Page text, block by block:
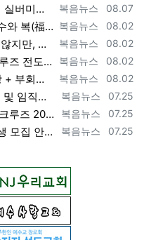
등록자
복음뉴스 등록일
08.07
https://www.bog…
등록자
복음뉴스 등록일
08.02
==> https://www.bogeu…
등록자
복음뉴스 등록일
08.02
31일 금요일 자 뉴욕…
등록자
복음뉴스 등록일
08.02
기사] ==> https://www.…
등록자
복음뉴스 등록일
08.02
[2026년 7월 29일…
등록자
복음뉴스 등록일
07.25
섬기는교회, 설립 20주년 감사예배 및 임직식 --- "이제 더 힘차게 창공을 날자" [2026년 7월 25일 토요일 자 뉴욕일보 기사] ==>…
등록자
복음뉴스 등록일
07.25
PMC 온유회 전도여행 - 캐리비언 크루즈 2027 안내 ==> https://www.bogeumnews.com/gnu54/bbs/board.p…
등록자
복음뉴스 등록일
07.25
뉴저지실버미션스쿨 제44기 훈련생 모집 안내 ==> https://www.bogeumnews.com/gnu54/bbs/board.php?bo_t…